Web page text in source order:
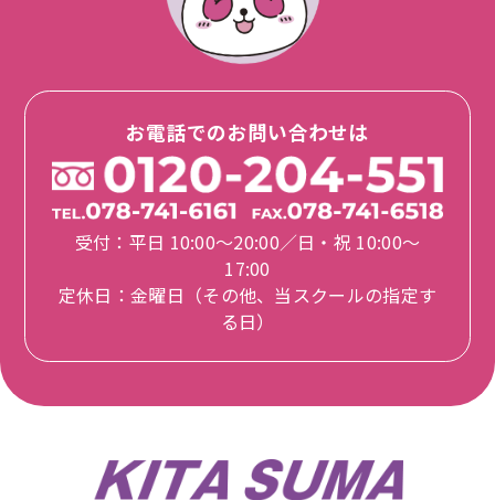
お電話でのお問い合わせは
受付：平日 10:00〜20:00／日・祝 10:00〜
17:00
定休日：金曜日（その他、当スクールの指定す
る日）